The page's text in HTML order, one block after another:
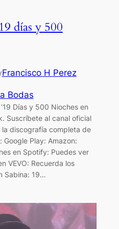
días y 500
Francisco H Perez
Bodas
Días y 500 Nioches en
Suscríbete al canal oficial
discografía completa de
Google Play: Amazon:
en Spotify: Puedes ver
VEVO: Recuerda los
Sabina: 19…